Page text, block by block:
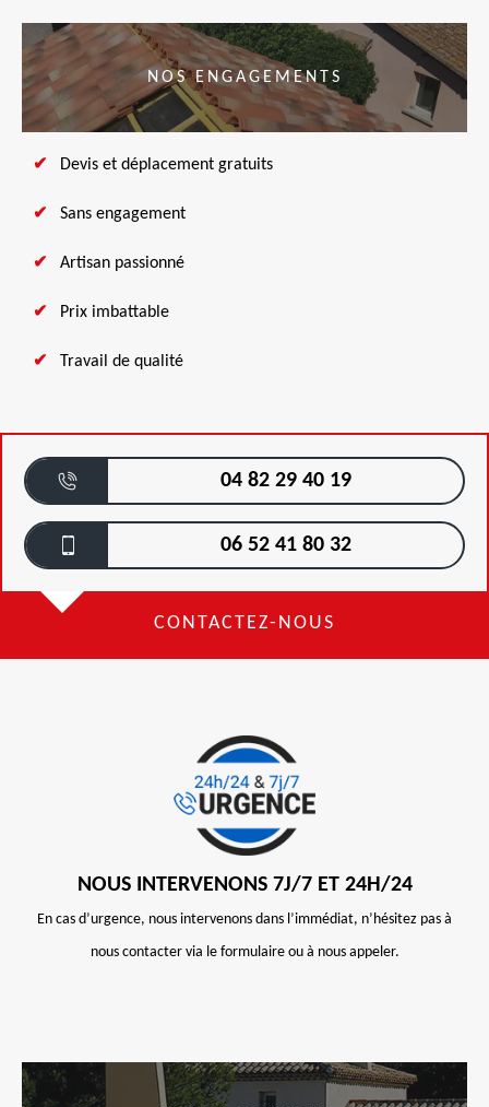
NOS ENGAGEMENTS
Devis et déplacement gratuits
Sans engagement
Artisan passionné
Prix imbattable
Travail de qualité
04 82 29 40 19
06 52 41 80 32
CONTACTEZ-NOUS
NOUS INTERVENONS 7J/7 ET 24H/24
En cas d’urgence, nous intervenons dans l’immédiat, n’hésitez pas à
nous contacter via le formulaire ou à nous appeler.